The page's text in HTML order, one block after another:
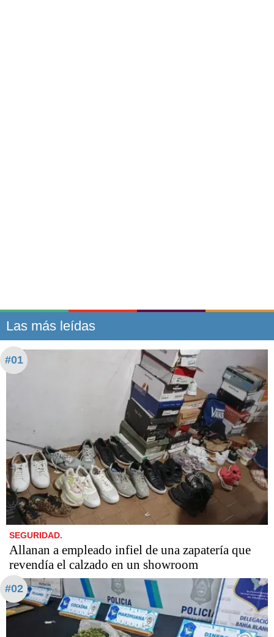
Las más leídas
#01
SEGURIDAD.
Allanan a empleado infiel de una zapatería que
revendía el calzado en un showroom
#02